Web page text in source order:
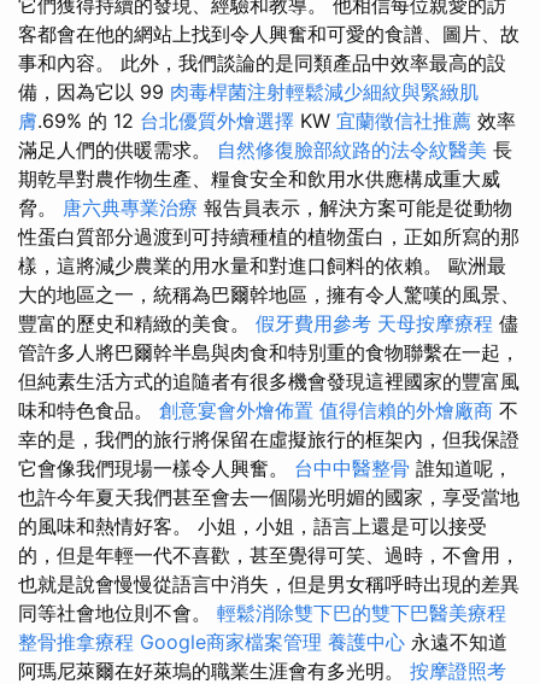
它們獲得持續的發現、經驗和教導。 他相信每位親愛的訪
客都會在他的網站上找到令人興奮和可愛的食譜、圖片、故
事和內容。 此外，我們談論的是同類產品中效率最高的設
備，因為它以 99 肉毒桿菌注射輕鬆減少細紋與緊緻肌
膚.69% 的 12 台北優質外燴選擇 KW 宜蘭徵信社推薦 效率
滿足人們的供暖需求。 自然修復臉部紋路的法令紋醫美 長
期乾旱對農作物生產、糧食安全和飲用水供應構成重大威
脅。 唐六典專業治療 報告員表示，解決方案可能是從動物
性蛋白質部分過渡到可持續種植的植物蛋白，正如所寫的那
樣，這將減少農業的用水量和對進口飼料的依賴。 歐洲最
大的地區之一，統稱為巴爾幹地區，擁有令人驚嘆的風景、
豐富的歷史和精緻的美食。 假牙費用參考 天母按摩療程 儘
管許多人將巴爾幹半島與肉食和特別重的食物聯繫在一起，
但純素生活方式的追隨者有很多機會發現這裡國家的豐富風
味和特色食品。 創意宴會外燴佈置 值得信賴的外燴廠商 不
幸的是，我們的旅行將保留在虛擬旅行的框架內，但我保證
它會像我們現場一樣令人興奮。 台中中醫整骨 誰知道呢，
也許今年夏天我們甚至會去一個陽光明媚的國家，享受當地
的風味和熱情好客。 小姐，小姐，語言上還是可以接受
的，但是年輕一代不喜歡，甚至覺得可笑、過時，不會用，
也就是說會慢慢從語言中消失，但是男女稱呼時出現的差異
同等社會地位則不會。 輕鬆消除雙下巴的雙下巴醫美療程
整骨推拿療程 Google商家檔案管理 養護中心 永遠不知道
阿瑪尼萊爾在好萊塢的職業生涯會有多光明。 按摩證照考